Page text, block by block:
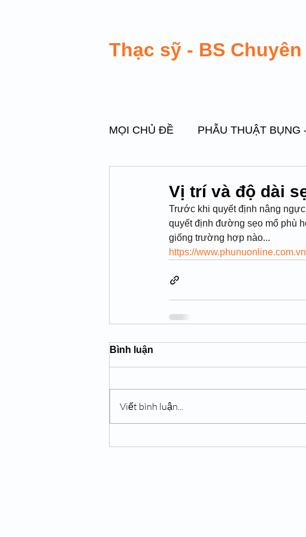
Thạc sỹ - BS
MỌI CHỦ ĐỀ PHẪU THUẬT BỤNG
PHẪU THUẬT DI CHỨNG MẮT GIẢ
Vị trí và độ dài
Trước khi quyết định nâng
quyết định đường sẹo mổ phù
giống trường hợp nào...
https://
Bình luận
Viết bình luận...